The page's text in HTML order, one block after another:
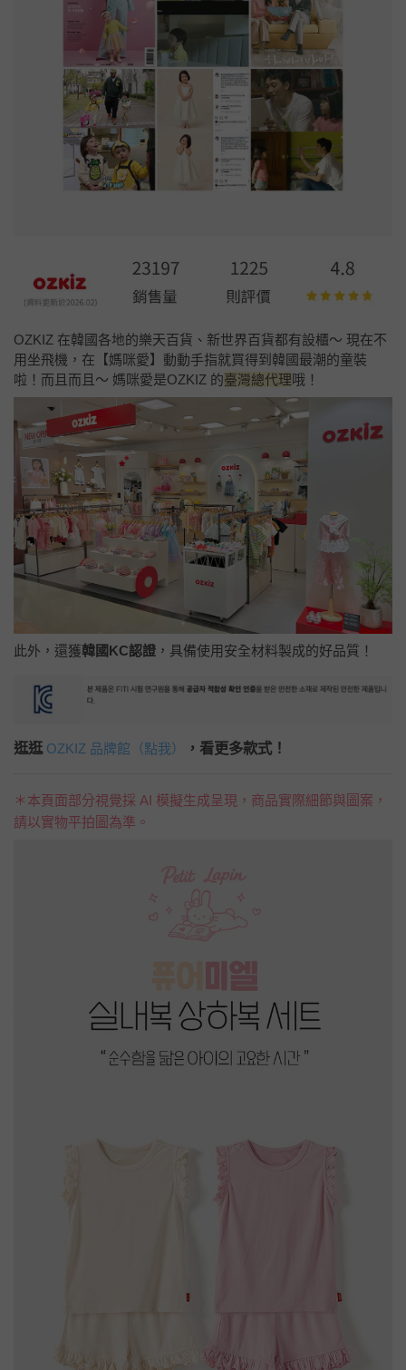
OZKIZ 在韓國各地的樂天百貨、新世界百貨都有設櫃～ 現在不
用坐飛機，在【媽咪愛】動動手指就買得到韓國最潮的童裝
啦！而且而且～ 媽咪愛是OZKIZ 的臺灣總代理哦！
此外，還獲韓國KC認證 ，具備使用安全材料製成的好品質！
逛逛 OZKIZ 品牌館（點我） ，看更多款式！
＊本頁面部分視覺採 AI 模擬生成呈現，商品實際細節與圖案，
請以實物平拍圖為準。